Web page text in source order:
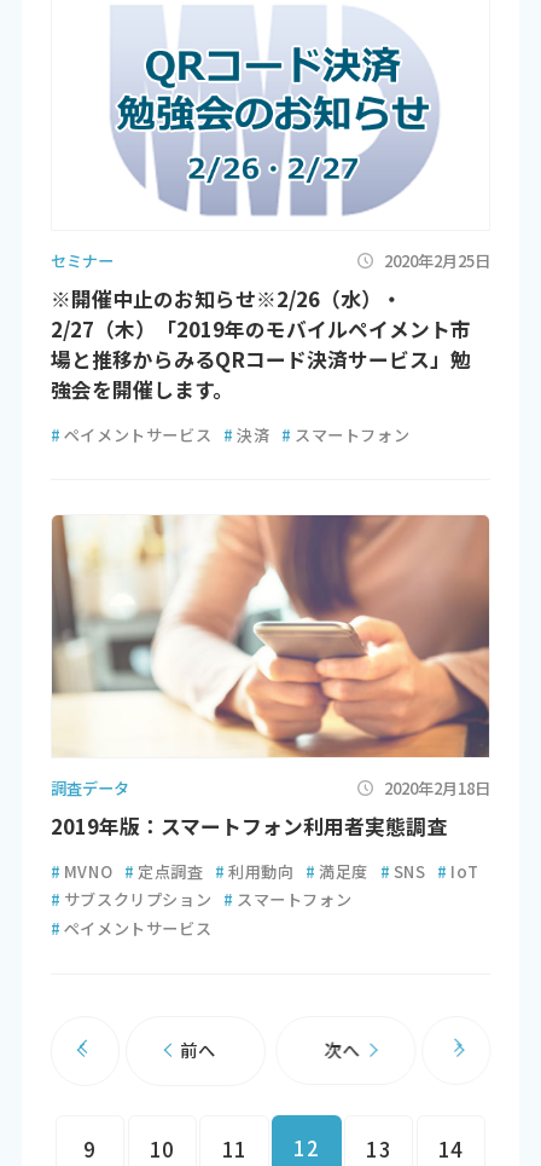
セミナー 2020年2月25日
※開催中止のお知らせ※2/26（水）・
2/27（木）「2019年のモバイルペイメント市
場と推移からみるQRコード決済サービス」勉
強会を開催します。
# ペイメントサービス # 決済 # スマートフォン
調査データ 2020年2月18日
2019年版：スマートフォン利用者実態調査
# MVNO # 定点調査 # 利用動向 # 満足度 # SNS # IoT
# サブスクリプション # スマートフォン
# ペイメントサービス
前へ
9 10 11 12 13 14
次へ